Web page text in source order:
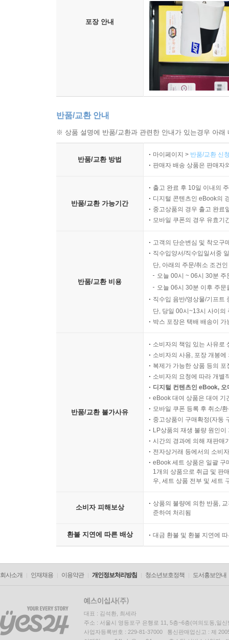
포장 안내
반품/교환 안내
※ 상품 설명에 반품/교환과 관련한 안내가 있는경우 아
반품/교환 방법
마이페이지 > 반품/교환 신
판매자 배송 상품은 판매자
반품/교환 가능기간
출고 완료 후 10일 이내의
디지털 콘텐츠인 eBook의
중고상품의 경우 출고 완료
모바일 쿠폰의 경우 유효기
반품/교환 비용
고객의 단순변심 및 착오구
직수입양서/직수입일서중
단, 아래의 주문/취소 조건
오늘 00시 ~ 06시 30분
오늘 06시 30분 이후 주
직수입 음반/영상물/기프트
단, 당일 00시~13시 사이의
박스 포장은 택배 배송이
반품/교환 불가사유
소비자의 책임 있는 사유로
소비자의 사용, 포장 개봉
복제가 가능한 상품 등의
소비자의 요청에 따라 개별
디지털 컨텐츠인 eBook,
eBook 대여 상품은 대여 기
모바일 쿠폰 등록 후 취소/
중고상품이 구매확정(자동
LP상품의 재생 불량 원인
시간의 경과에 의해 재판매
전자상거래 등에서의 소비
eBook 세트 상품은 일괄 구
1개의 상품으로 취급 및 판
우, 세트 상품 전부 및 세트
소비자 피해보상
상품의 불량에 의한 반품,
준하여 처리됨
환불 지연에 따른 배상 대금 환불 및 환불 지연에
회사소개 인재채용 이용약관 개인정보처리방침 청소년보호정책 도서홍보안내
대표 : 김석환, 최세라
주소 : 서울시 영등포구 은행로 11, 5층~6층(여의도동,일신
사업자등록번호 : 229-81-37000 통신판매업신고 : 제